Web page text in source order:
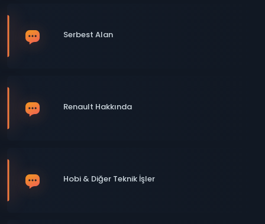
Serbest Alan
Renault Hakkında
Hobi & Diğer Teknik İşler